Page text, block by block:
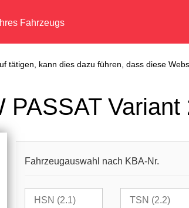
Fahrzeugs
tätigen, kann dies dazu führen, dass diese
Variant
Fahrzeugauswahl nach KBA-Nr.